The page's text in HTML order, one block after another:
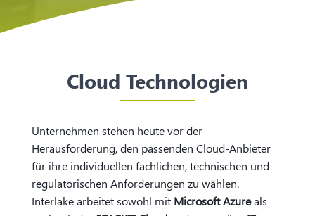
Cloud Technologien
Unternehmen stehen heute vor der
Herausforderung, den passenden Cloud-Anbieter
für ihre individuellen fachlichen, technischen und
regulatorischen Anforderungen zu wählen.
Interlake arbeitet sowohl mit Microsoft Azureals